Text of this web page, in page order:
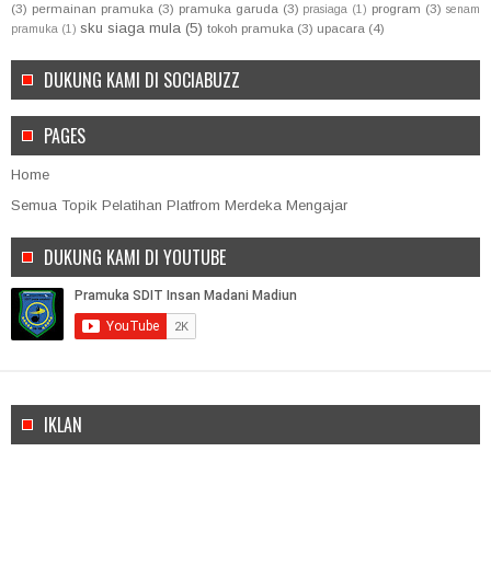
(3) permainan pramuka (3) pramuka garuda (3) prasiaga (1) program (3) senam
pramuka (1) sku siaga mula (5) tokoh pramuka (3) upacara (4)
DUKUNG KAMI DI SOCIABUZZ
PAGES
Home
Semua Topik Pelatihan Platfrom Merdeka Mengajar
DUKUNG KAMI DI YOUTUBE
IKLAN